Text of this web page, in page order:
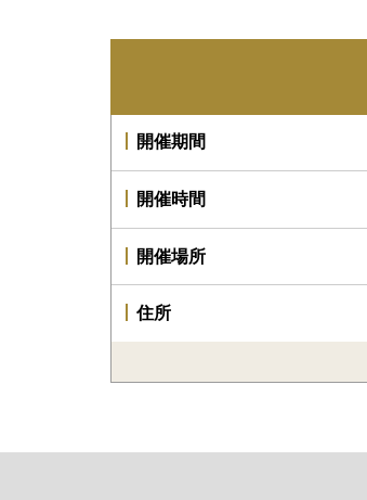
開催期間
開催時間
開催場所
住所